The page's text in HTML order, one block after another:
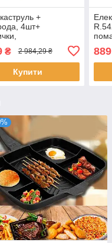
+
4шт+
/ Набір посуду з
покриттям
₴ 2 984,29 ₴
Купити
889